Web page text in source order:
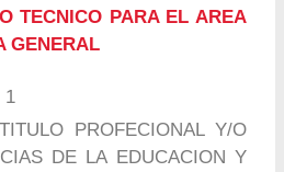
TECNICO PARA EL AREA
GENERAL
1
PROFECIONAL Y/O
DE LA EDUCACION Y